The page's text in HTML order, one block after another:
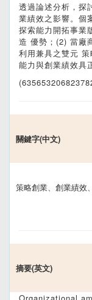
透過論述分析，探
業績效之影響。個
探索能力開拓事業
造 優勢；(2) 當廠
利用兼具之雙元
能力與創業績效具
關鍵字(中文)
策略創業、創業績效
摘要(英文)